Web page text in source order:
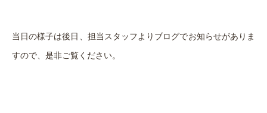
当日の様子は後日、担当スタッフよりブログでお知らせがありま
すので、是非ご覧ください。